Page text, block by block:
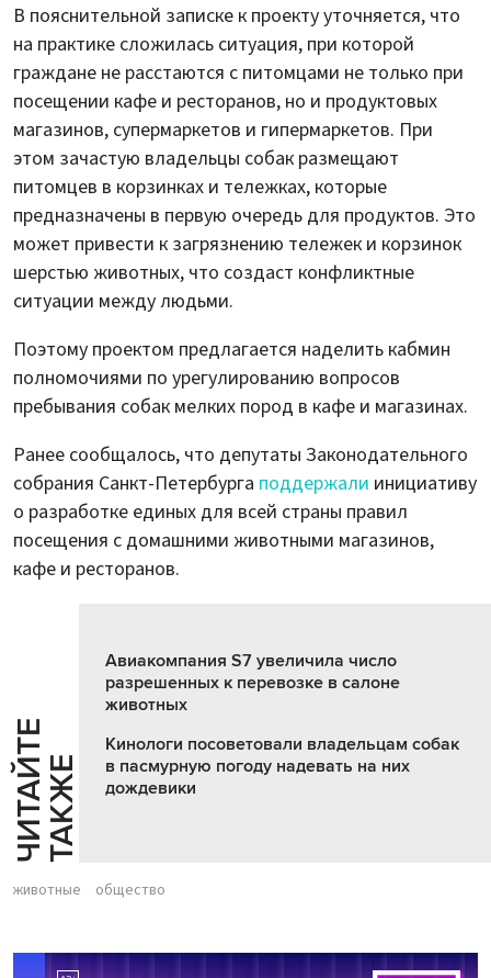
В пояснительной записке к проекту уточняется, что
на практике сложилась ситуация, при которой
граждане не расстаются с питомцами не только при
посещении кафе и ресторанов, но и продуктовых
магазинов, супермаркетов и гипермаркетов. При
этом зачастую владельцы собак размещают
питомцев в корзинках и тележках, которые
предназначены в первую очередь для продуктов. Это
может привести к загрязнению тележек и корзинок
шерстью животных, что создаст конфликтные
ситуации между людьми.
Поэтому проектом предлагается наделить кабмин
полномочиями по урегулированию вопросов
пребывания собак мелких пород в кафе и магазинах.
Ранее сообщалось, что депутаты Законодательного
собрания Санкт-Петербурга поддержали инициативу
о разработке единых для всей страны правил
посещения с домашними животными магазинов,
кафе и ресторанов.
Ч
И
Т
АЙ
Т
Е
Т
А
К
ЖЕ
Авиакомпания S7 увеличила число
разрешенных к перевозке в салоне
животных
Кинологи посоветовали владельцам собак
в пасмурную погоду надевать на них
дождевики
животные общество